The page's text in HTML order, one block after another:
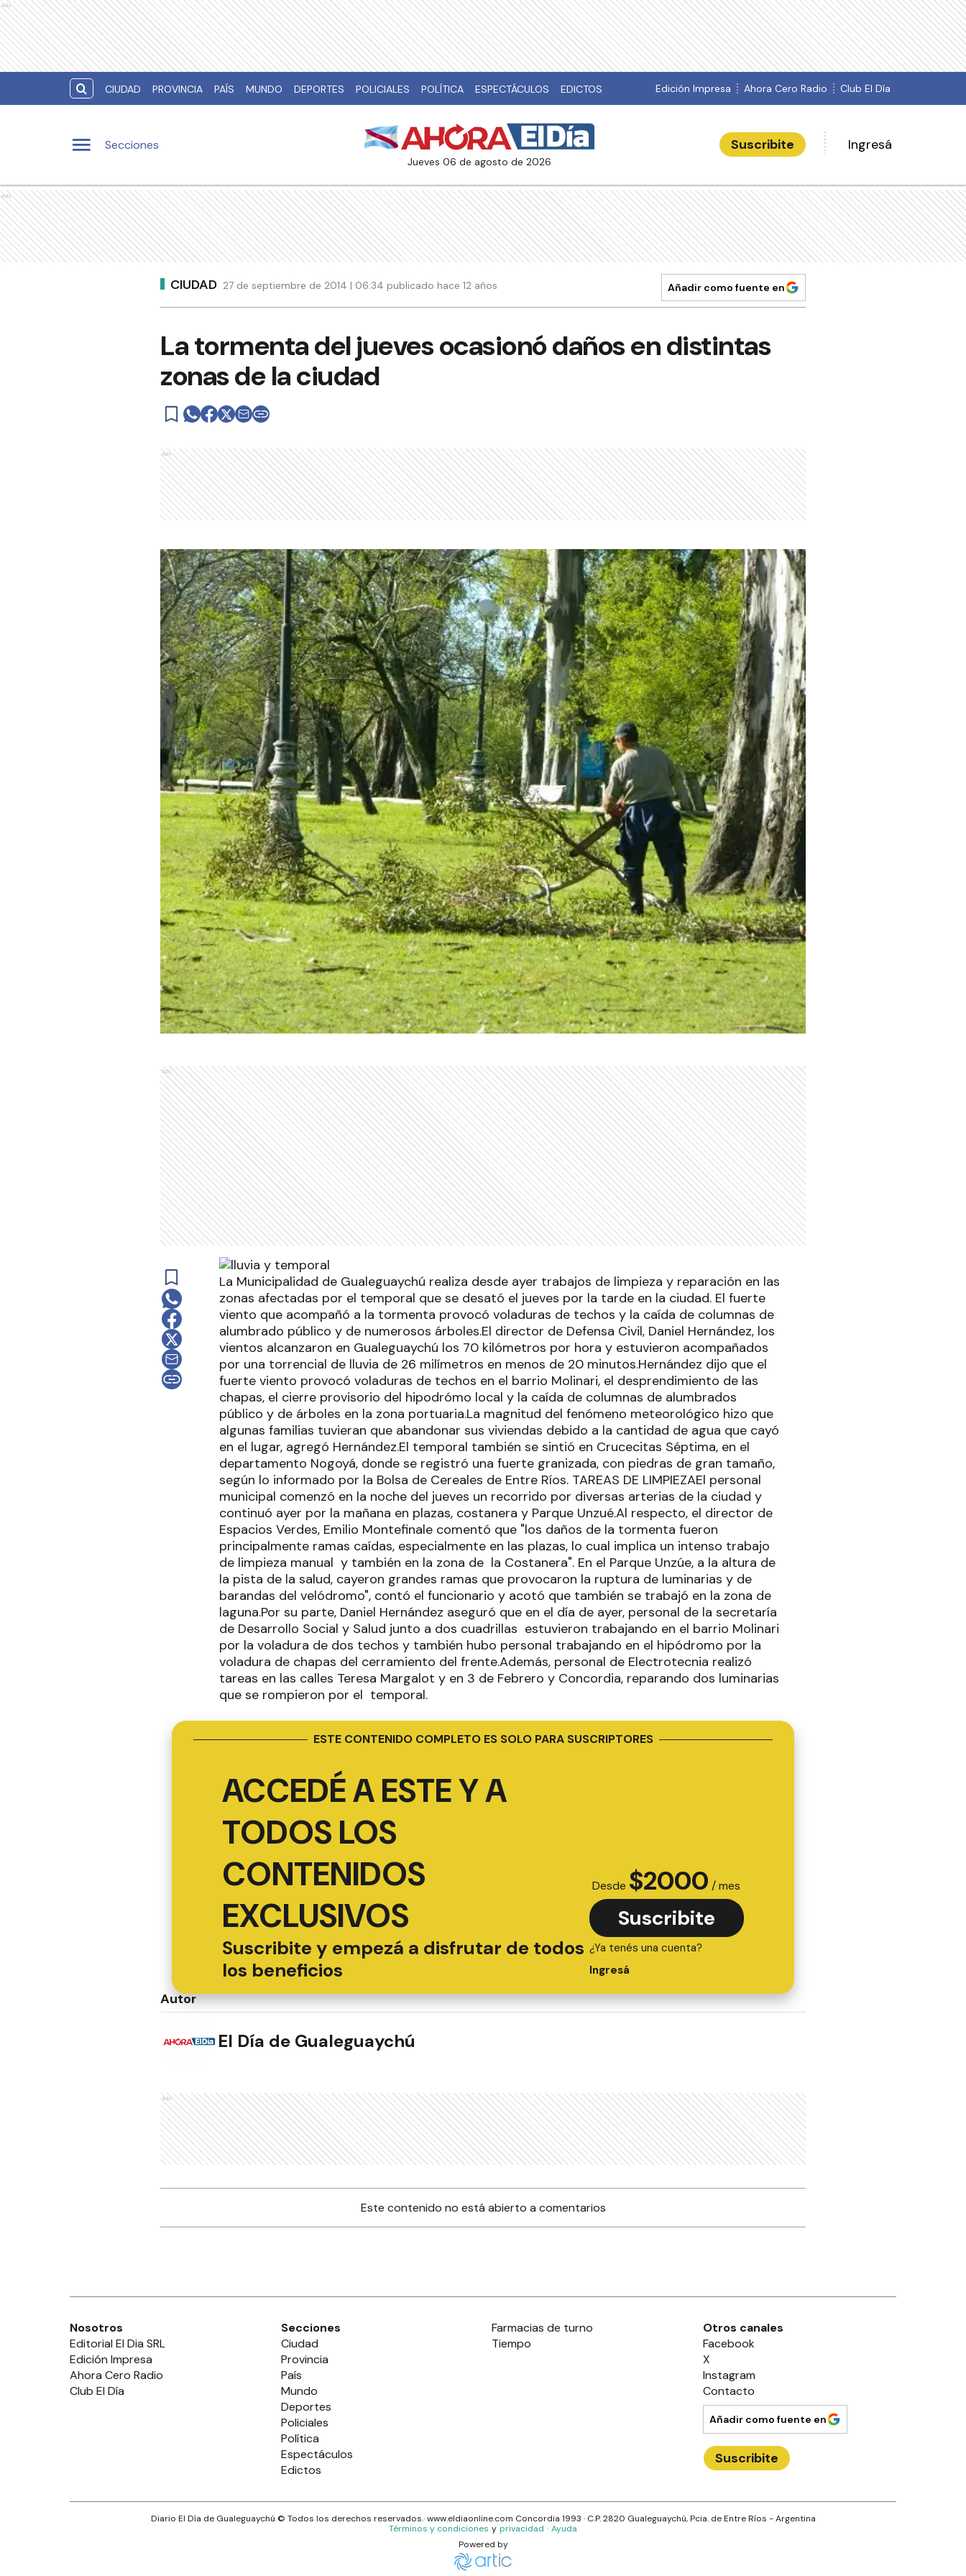
Ads
CIUDAD PROVINCIA PAÍS MUNDO DEPORTES POLICIALES POLÍTICA ESPECTÁCULOS EDICTOS Edición Impresa Ahora Cero Radio Club El Día
Secciones
jueves 06 de agosto de 2026
Suscribite Ingresá
Ads
CIUDAD 27 de septiembre de 2014 | 06:34 publicado hace 12 años Añadir como fuente en
La tormenta del jueves ocasionó daños en distintas
zonas de la ciudad
Ads
Ads
La Municipalidad de Gualeguaychú realiza desde ayer trabajos de limpieza y reparación en las
zonas afectadas por el temporal que se desató el jueves por la tarde en la ciudad. El fuerte
viento que acompañó a la tormenta provocó voladuras de techos y la caída de columnas de
alumbrado público y de numerosos árboles.El director de Defensa Civil, Daniel Hernández, los
vientos alcanzaron en Gualeguaychú los 70 kilómetros por hora y estuvieron acompañados
por una torrencial de lluvia de 26 milímetros en menos de 20 minutos.Hernández dijo que el
fuerte viento provocó voladuras de techos en el barrio Molinari, el desprendimiento de las
chapas, el cierre provisorio del hipodrómo local y la caída de columnas de alumbrados
público y de árboles en la zona portuaria.La magnitud del fenómeno meteorológico hizo que
algunas familias tuvieran que abandonar sus viviendas debido a la cantidad de agua que cayó
en el lugar, agregó Hernández.El temporal también se sintió en Crucecitas Séptima, en el
departamento Nogoyá, donde se registró una fuerte granizada, con piedras de gran tamaño,
según lo informado por la Bolsa de Cereales de Entre Ríos. TAREAS DE LIMPIEZAEl personal
municipal comenzó en la noche del jueves un recorrido por diversas arterias de la ciudad y
continuó ayer por la mañana en plazas, costanera y Parque Unzué.Al respecto, el director de
Espacios Verdes, Emilio Montefinale comentó que "los daños de la tormenta fueron
principalmente ramas caídas, especialmente en las plazas, lo cual implica un intenso trabajo
de limpieza manual y también en la zona de la Costanera". En el Parque Unzúe, a la altura de
la pista de la salud, cayeron grandes ramas que provocaron la ruptura de luminarias y de
barandas del velódromo", contó el funcionario y acotó que también se trabajó en la zona de
laguna.Por su parte, Daniel Hernández aseguró que en el día de ayer, personal de la secretaría
de Desarrollo Social y Salud junto a dos cuadrillas estuvieron trabajando en el barrio Molinari
por la voladura de dos techos y también hubo personal trabajando en el hipódromo por la
voladura de chapas del cerramiento del frente.Además, personal de Electrotecnia realizó
tareas en las calles Teresa Margalot y en 3 de Febrero y Concordia, reparando dos luminarias
que se rompieron por el temporal.
ESTE CONTENIDO COMPLETO ES SOLO PARA SUSCRIPTORES
ACCEDÉ A ESTE Y A
TODOS LOS
CONTENIDOS
EXCLUSIVOS
Suscribite y empezá a disfrutar de todos
los beneficios
Desde $2000 / mes
Suscribite
¿Ya tenés una cuenta?
Ingresá
Autor
El Día de Gualeguaychú
Ads
Este contenido no está abierto a comentarios
Nosotros
Editorial El Dia SRL
Edición Impresa
Ahora Cero Radio
Club El Día
Secciones
Ciudad
Provincia
País
Mundo
Deportes
Policiales
Política
Espectáculos
Edictos
Farmacias de turno
Tiempo
Otros canales
Facebook
X
Instagram
Contacto
Añadir como fuente en
Suscribite
Diario El Día de Gualeguaychú © Todos los derechos reservados.· www.eldiaonline.com Concordia 1993 · C.P.2820 Gualeguaychú, Pcia. de Entre Ríos - Argentina
Términos y condiciones y privacidad · Ayuda
Powered by